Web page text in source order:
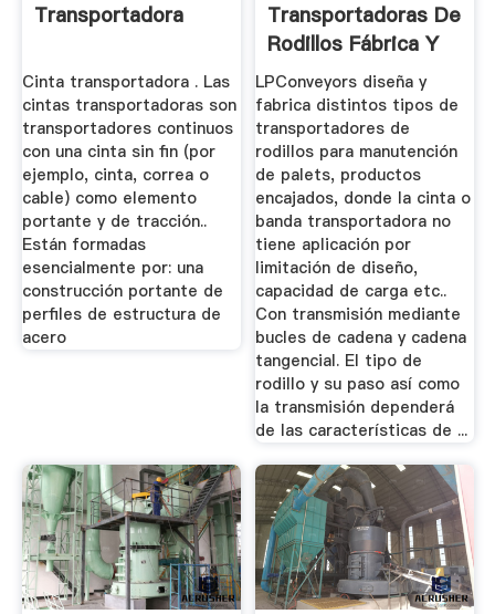
Transportadora
Cinta transportadora . Las
cintas transportadoras son
transportadores continuos
con una cinta sin fin (por
ejemplo, cinta, correa o
cable) como elemento
portante y de tracción..
Están formadas
esencialmente por: una
construcción portante de
perfiles de estructura de
acero
Transportadoras De
Rodillos Fábrica Y
Diseño
LPConveyors diseña y
fabrica distintos tipos de
transportadores de
rodillos para manutención
de palets, productos
encajados, donde la cinta o
banda transportadora no
tiene aplicación por
limitación de diseño,
capacidad de carga etc..
Con transmisión mediante
bucles de cadena y cadena
tangencial. El tipo de
rodillo y su paso así como
la transmisión dependerá
de las características de ...